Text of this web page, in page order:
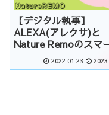
【デジタル執事】
ALEXA(アレクサ)と
Nature Remoのスマ
ホームが快適すぎた！
2022.01.23